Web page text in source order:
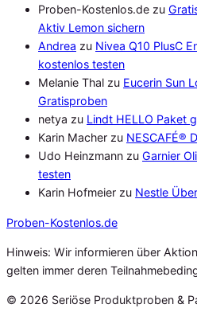
Proben-Kostenlos.de zu
Aktiv Lemon sichern
Andrea zu Nivea Q10 PlusC
kostenlos testen
Melanie Thal zu Eucerin Sun
Gratisproben
netya zu Lindt HELLO Paket
Karin Macher zu NESCAFÉ®
Udo Heinzmann zu Garnier
testen
Karin Hofmeier zu Nestle
Proben-Kostenlos.de
Hinweis: Wir informieren über
gelten immer deren
© 2026 Seriöse Produktproben &